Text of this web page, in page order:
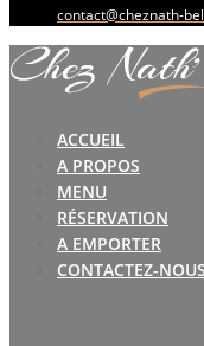
contact@cheznath-
ACCUEIL
A PROPOS
MENU
RÉSERVATION
A EMPORTER
CONTACTEZ-NOUS